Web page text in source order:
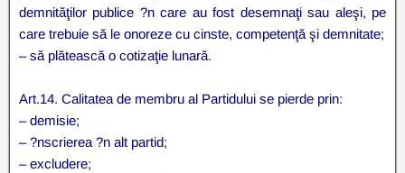
demnităţilor publice ?n care au fost desemnaţi sau aleşi, pe
care trebuie să le onoreze cu cinste, competenţă şi demnitate;
– să plătească o cotizaţie lunară.
Art.14. Calitatea de membru al Partidului se pierde prin:
– demisie;
– ?nscrierea ?n alt partid;
– excludere;